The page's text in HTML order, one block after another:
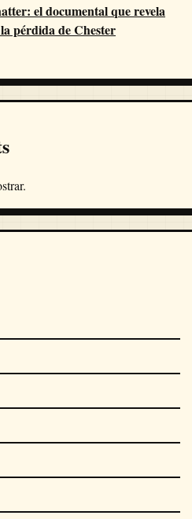
el documental que revela
pérdida de Chester